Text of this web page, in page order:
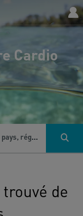
Cardio
Rechercher une destination (continent, pays, région...), une activité...
trouvé de